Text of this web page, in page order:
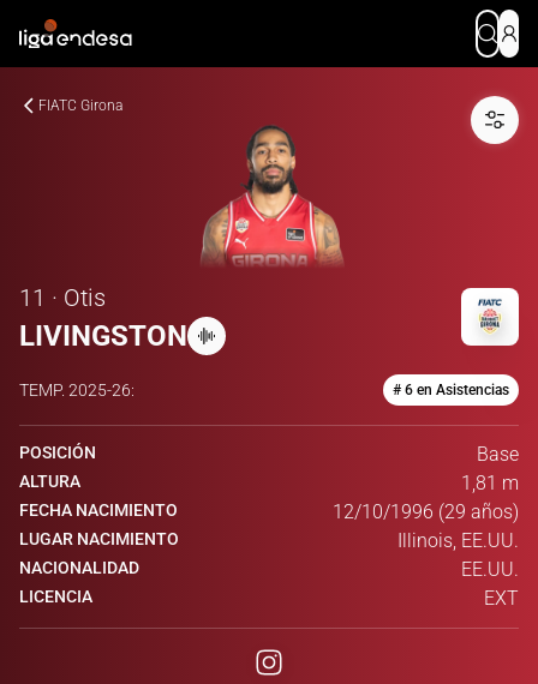
FIATC Girona
11 · Otis
LIVINGSTON
TEMP. 2025-26: # 6 en Asistencias
POSICIÓN Base
ALTURA 1,81 m
FECHA NACIMIENTO 12/10/1996 (29 años)
LUGAR NACIMIENTO Illinois, EE.UU.
NACIONALIDAD EE.UU.
LICENCIA EXT